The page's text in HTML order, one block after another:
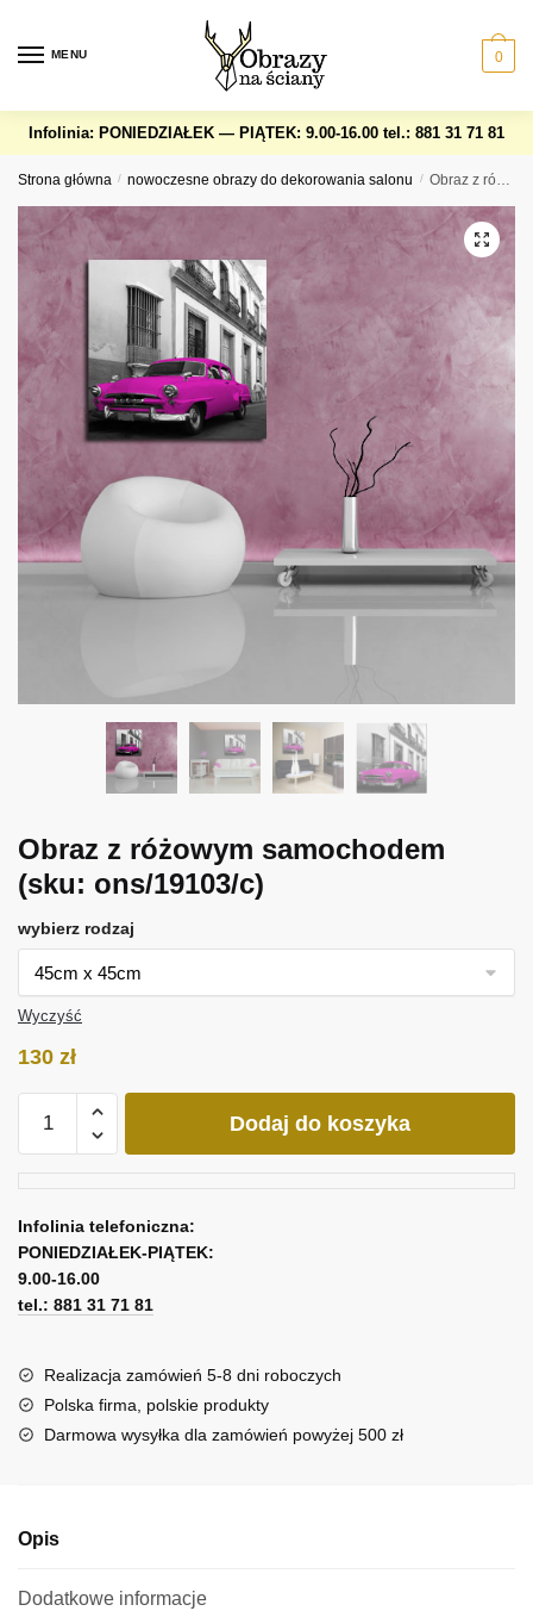
navigation
content
MENU 0
Infolinia: PONIEDZIAŁEK — PIĄTEK: 9.00-16.00 tel.: 881 31 71 81
Strona główna / nowoczesne obrazy do dekorowania salonu / Obraz z różowym samochodem
Obraz z różowym samochodem
(sku: ons/19103/c)
wybierz rodzaj
Wyczyść
130 zł
Obraz
samochodem
Dodaj do koszyka
Infolinia telefoniczna:
PONIEDZIAŁEK-PIĄTEK:
9.00-16.00
tel.: 881 31 71 81
Realizacja zamówień 5-8 dni roboczych
Polska firma, polskie produkty
Darmowa wysyłka dla zamówień powyżej 500 zł
Opis
Dodatkowe informacje